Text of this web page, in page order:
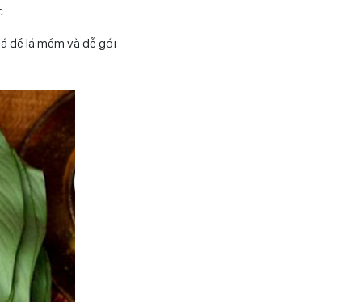
để lá mềm và dễ gói